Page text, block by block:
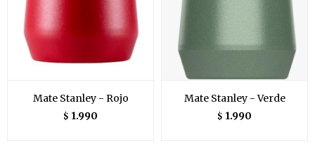
Mate Stanley - Rojo
$ 1.990
Mate Stanley - Verde
$ 1.990